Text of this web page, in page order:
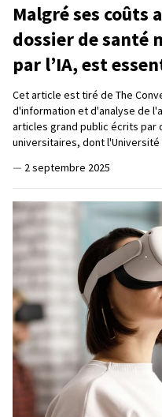
Malgré ses coûts
dossier de santé
par l’IA, est
Cet article est tiré de The
d'information et d'analyse de
articles grand public écrits par
universitaires, dont l'Université
— 2 septembre 2025